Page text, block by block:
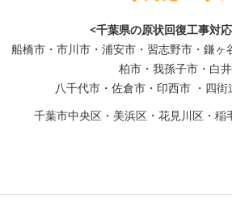
<千葉県の原状回復工事対
船橋市・市川市・浦安市・習志野市・鎌ヶ
柏市・我孫子市・白
八千代市・佐倉市・印西市 ・四
千葉市中央区・美浜区・花見川区・稲